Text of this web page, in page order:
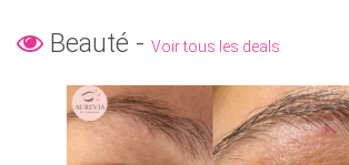
Beauté - Voir tous les deals